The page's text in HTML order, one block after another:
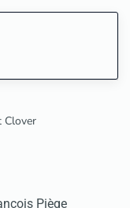
Clover